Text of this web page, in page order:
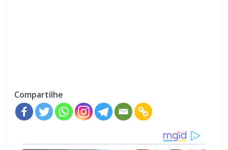
Compartilhe